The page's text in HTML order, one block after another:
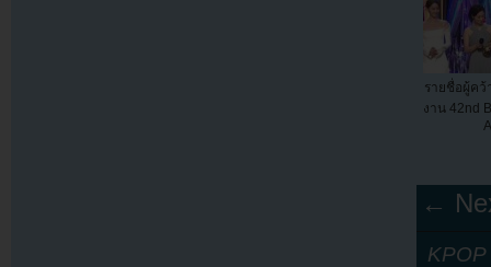
รายชื่อผู้คว้
งาน 42nd
←